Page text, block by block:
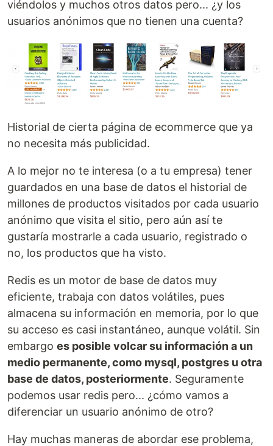
viéndolos y muchos otros datos pero... ¿y los
usuarios anónimos que no tienen una cuenta?
Historial de cierta página de ecommerce que ya
no necesita más publicidad.
A lo mejor no te interesa (o a tu empresa) tener
guardados en una base de datos el historial de
millones de productos visitados por cada usuario
anónimo que visita el sitio, pero aún así te
gustaría mostrarle a cada usuario, registrado o
no, los productos que ha visto.
Redis es un motor de base de datos muy
eficiente, trabaja con datos volátiles, pues
almacena su información en memoria, por lo que
su acceso es casi instantáneo, aunque volátil. Sin
embargo es posible volcar su información a un
medio permanente, como mysql, postgres u otra
base de datos, posteriormente. Seguramente
podemos usar redis pero... ¿cómo vamos a
diferenciar un usuario anónimo de otro?
Hay muchas maneras de abordar ese problema,